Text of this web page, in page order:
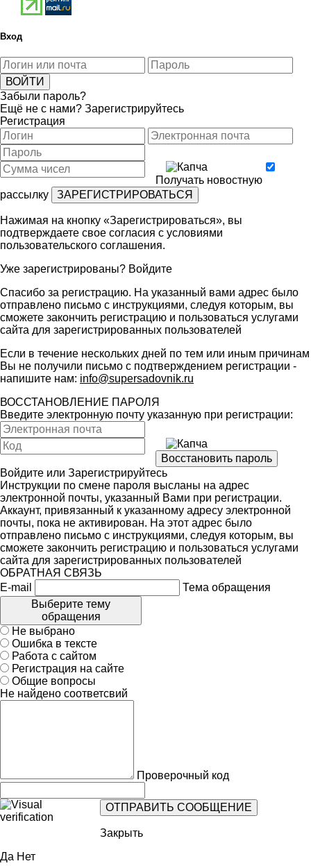
Вход
Забыли пароль?
Ещё не с нами? Зарегистрируйтесь
Регистрация
Получать новостную
рассылку
Нажимая на кнопку «Зарегистрироваться», вы
подтверждаете свое согласия с условиями
пользовательского соглашения.
Уже зарегистрированы? Войдите
Спасибо за регистрацию. На указанный вами адрес было
отправлено письмо с инструкциями, следуя которым, вы
сможете закончить регистрацию и пользоваться услугами
сайта для зарегистрированных пользователей
Если в течение нескольких дней по тем или иным причинам
Вы не получили письмо с подтверждением регистрации -
напишите нам: info@supersadovnik.ru
ВОССТАНОВЛЕНИЕ ПАРОЛЯ
Введите электронную почту указанную при регистрации:
Войдите или Зарегистрируйтесь
Инструкции по смене пароля высланы на адрес
электронной почты, указанный Вами при регистрации.
Аккаунт, привязанный к указанному адресу электронной
почты, пока не активирован. На этот адрес было
отправлено письмо с инструкциями, следуя которым, вы
сможете закончить регистрацию и пользоваться услугами
сайта для зарегистрированных пользователей
ОБРАТНАЯ СВЯЗЬ
E-mail
Тема обращения
Выберите тему
обращения
Не выбрано
Ошибка в тексте
Работа с сайтом
Регистрация на сайте
Общие вопросы
Не найдено соответсвий
Проверочный код
Закрыть
Да Нет